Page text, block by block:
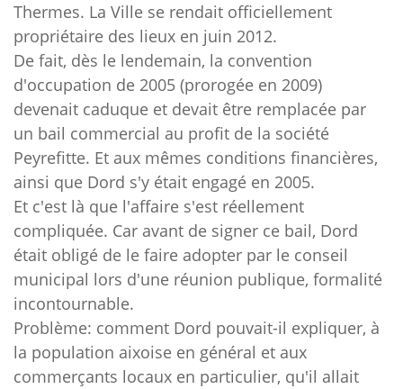
Thermes. La Ville se rendait officiellement
propriétaire des lieux en juin 2012.
De fait, dès le lendemain, la convention
d'occupation de 2005 (prorogée en 2009)
devenait caduque et devait être remplacée par
un bail commercial au profit de la société
Peyrefitte. Et aux mêmes conditions financières,
ainsi que Dord s'y était engagé en 2005.
Et c'est là que l'affaire s'est réellement
compliquée. Car avant de signer ce bail, Dord
était obligé de le faire adopter par le conseil
municipal lors d'une réunion publique, formalité
incontournable.
Problème: comment Dord pouvait-il expliquer, à
la population aixoise en général et aux
commerçants locaux en particulier, qu'il allait